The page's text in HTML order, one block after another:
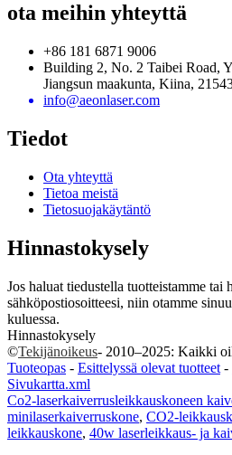
ota meihin yhteyttä
+86 181 6871 9006
Building 2, No. 2 Taibei Road,
Jiangsun maakunta, Kiina,
info@aeonlaser.com
Tiedot
Ota yhteyttä
Tietoa meistä
Tietosuojakäytäntö
Hinnastokysely
Jos haluat tiedustella tuotteistamme tai
sähköpostiosoitteesi, niin otamme
kuluessa.
Hinnastokysely
©Tekijänoikeus- 2010–2025: Kaikki
Tuoteopas - Esittelyssä olevat tuotteet -
Sivukartta.xml
Co2-laserkaiverrusleikkauskoneen
minilaserkaiverruskone, CO2-
leikkauskone, 40w laserleikkaus- ja